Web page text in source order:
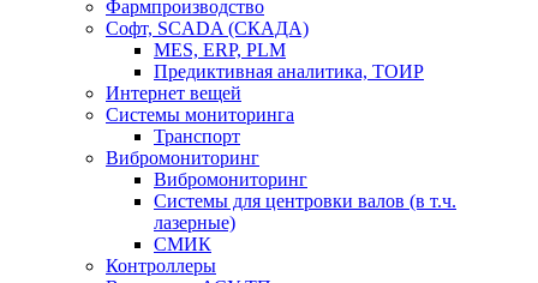
Фармпроизводство
Софт, SCADA (СКАДА)
MES, ERP, PLM
Предиктивная аналитика, ТОИР
Интернет вещей
Системы мониторинга
Транспорт
Вибромониторинг
Вибромониторинг
Системы для центровки валов (в т.ч.
лазерные)
СМИК
Контроллеры